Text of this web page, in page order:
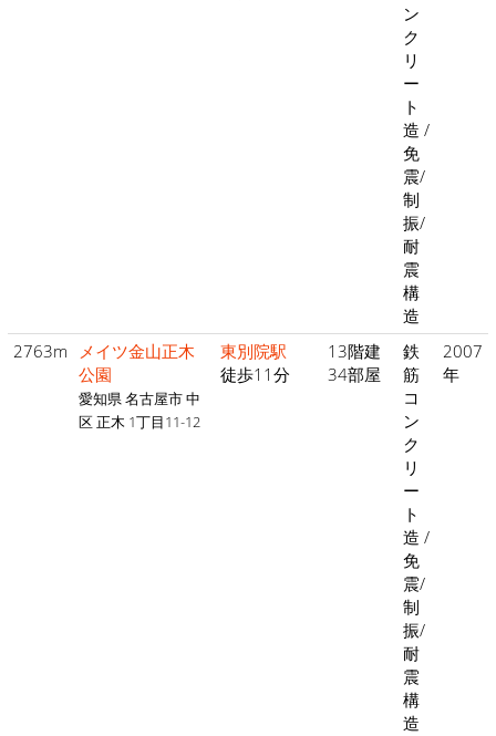
ン
ク
リ
ー
ト
造 /
免
震/
制
振/
耐
震
構
造
2763m
メイツ金山正木
公園
愛知県 名古屋市 中
区 正木 1丁目11-12
東別院駅
徒歩11分
13階建
34部屋
鉄
筋
コ
ン
ク
リ
ー
ト
造 /
免
震/
制
振/
耐
震
構
造
2007
年